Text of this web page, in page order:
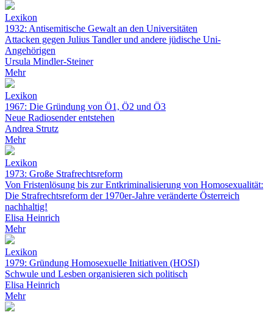
Lexikon
1932: Antisemitische Gewalt an den Universitäten
Attacken gegen Julius Tandler und andere jüdische Uni-
Angehörigen
Ursula Mindler-Steiner
Mehr
Lexikon
1967: Die Gründung von Ö1, Ö2 und Ö3
Neue Radiosender entstehen
Andrea Strutz
Mehr
Lexikon
1973: Große Strafrechtsreform
Von Fristenlösung bis zur Entkriminalisierung von Homosexualität:
Die Strafrechtsreform der 1970er-Jahre veränderte Österreich
nachhaltig!
Elisa Heinrich
Mehr
Lexikon
1979: Gründung Homosexuelle Initiativen (HOSI)
Schwule und Lesben organisieren sich politisch
Elisa Heinrich
Mehr